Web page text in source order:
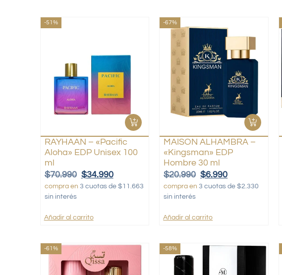
-51%
RAYHAAN – «Pacific
Aloha» EDP Unisex 100
ml
$70.990 $34.990
compra en 3 cuotas de $11.663
sin interés
Añadir al carrito
-67%
MAISON ALHAMBRA –
«Kingsman» EDP
Hombre 30 ml
$20.990 $6.990
compra en 3 cuotas de $2.330
sin interés
Añadir al carrito
-61% -58%